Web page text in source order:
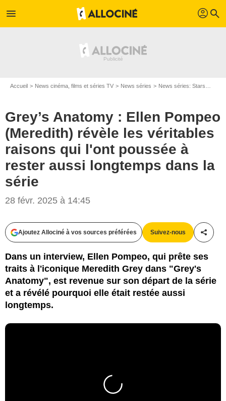
menu profil search
Accueil News cinéma, films et séries TV News séries News séries: Stars
Grey’s Anatomy : Ellen Pompeo
(Meredith) révèle les véritables
raisons qui l'ont poussée à
rester aussi longtemps dans la
série
28 févr. 2025 à 14:45
Ajoutez Allociné à vos sources préférées Suivez-nous
Dans un interview, Ellen Pompeo, qui prête ses
traits à l'iconique Meredith Grey dans "Grey's
Anatomy", est revenue sur son départ de la série
et a révélé pourquoi elle était restée aussi
longtemps.